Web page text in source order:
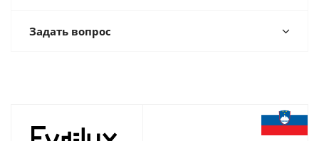
Задать вопрос